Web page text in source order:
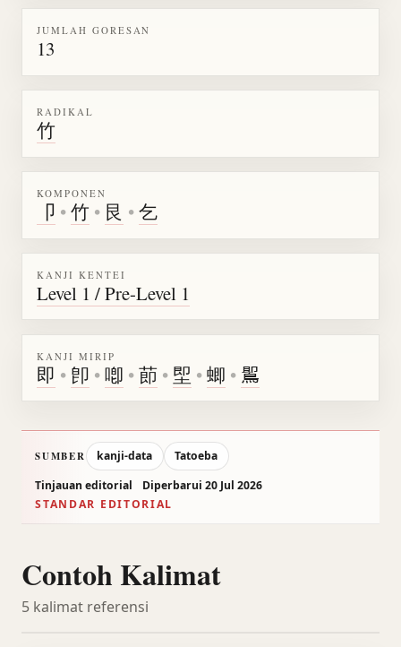
JUMLAH GORESAN
13
RADIKAL
竹
KOMPONEN
卩 •竹 • 艮 •乞
KANJI KENTEI
Level 1 / Pre-Level 1
KANJI MIRIP
即 • 卽 •喞 •莭 • 堲 •蝍 • 𪃹
SUMBER kanji-data
Tatoeba
Tinjauan editorial
Diperbarui 20 Jul 2026
STANDAR EDITORIAL
Contoh Kalimat
5 kalimat referensi